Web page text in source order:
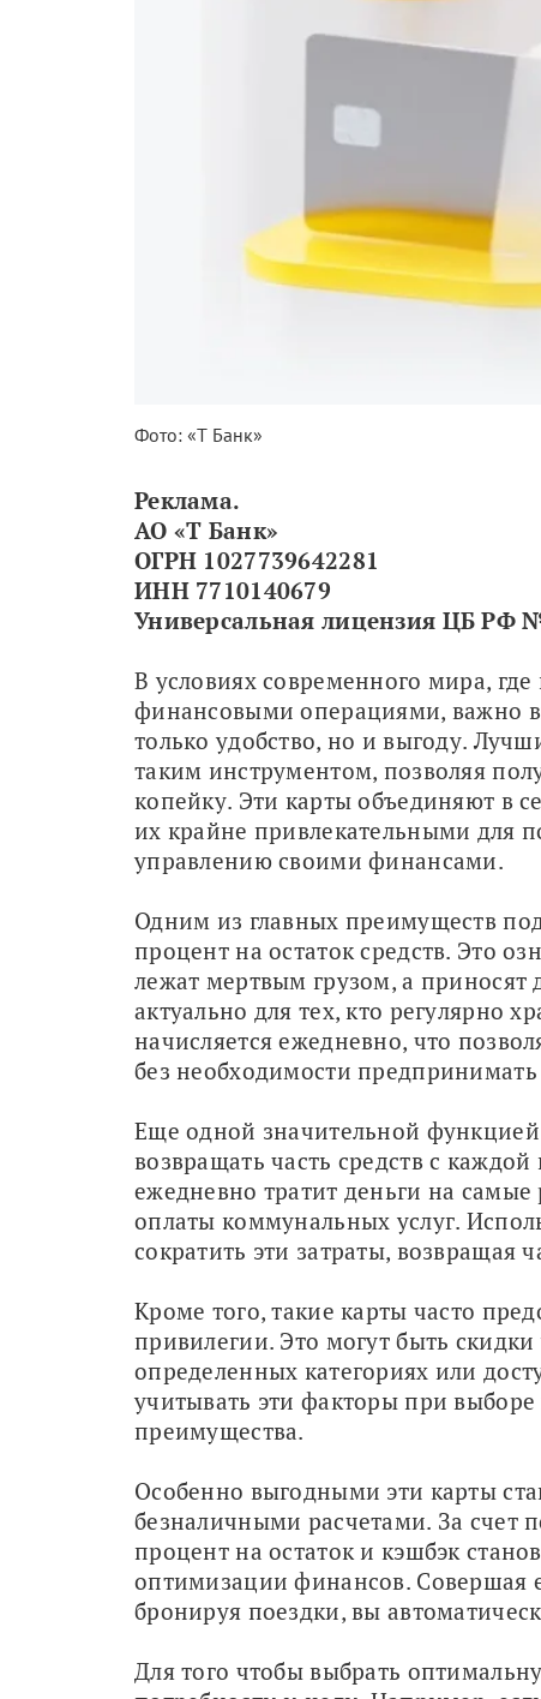
Фото: «Т Банк»
Реклама.
АО «Т Банк»
ОГРН 1027739642281
ИНН 7710140679
Универсальная лицензия ЦБ РФ
В условиях современного мира,
финансовыми операциями, важно
только удобство, но и выгоду.
таким инструментом, позволяя
копейку. Эти карты объединяют в
их крайне привлекательными для
управлению своими финансами.
Одним из главных преимуществ
процент на остаток средств. Это
лежат мертвым грузом, а
актуально для тех, кто регулярно
начисляется ежедневно, что
без необходимости
Еще одной значительной функцией
возвращать часть средств с
ежедневно тратит деньги на
оплаты коммунальных услуг.
сократить эти затраты, возвращая
Кроме того, такие карты часто
привилегии. Это могут быть
определенных категориях или
учитывать эти факторы при
преимущества.
Особенно выгодными эти карты
безналичными расчетами. За счет
процент на остаток и кэшбэк
оптимизации финансов. Совершая
бронируя поездки, вы
Для того чтобы выбрать